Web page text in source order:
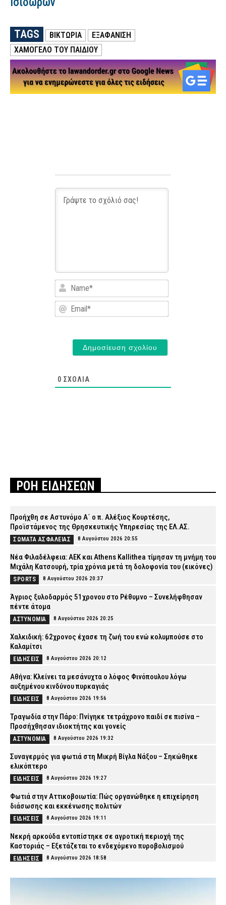
TAGS ΒΙΚΤΩΡΙΑ
ΕΞΑΦΑΝΙΣΗ
ΧΑΜΟΓΕΛΟ ΤΟΥ ΠΑΙΔΙΟΥ
Name*
Email*
0 ΣΧΌΛΙΑ
ΡΟΗ ΕΙΔΗΣΕΩΝ
Προήχθη σε Αστυνόμο Α΄ ο π. Αλέξιος Κουρτέσης,
Προϊστάμενος της Θρησκευτικής Υπηρεσίας της ΕΛ.ΑΣ.
ΣΩΜΑΤΑ ΑΣΦΑΛΕΙΑΣ 8 Αυγούστου 2026 20:55
Νέα Φιλαδέλφεια: ΑΕΚ και Athens Kallithea τίμησαν τη μνήμη του
Μιχάλη Κατσουρή, τρία χρόνια μετά τη δολοφονία του (εικόνες)
SPORTS 8 Αυγούστου 2026 20:37
Άγριος ξυλοδαρμός 51χρονου στο Ρέθυμνο – Συνελήφθησαν
πέντε άτομα
ΑΣΤΥΝΟΜΙΑ 8 Αυγούστου 2026 20:25
Χαλκιδική: 62χρονος έχασε τη ζωή του ενώ κολυμπούσε στο
Καλαμίτσι
ΕΙΔΗΣΕΙΣ 8 Αυγούστου 2026 20:12
Αθήνα: Κλείνει τα μεσάνυχτα ο λόφος Φινόπουλου λόγω
αυξημένου κινδύνου πυρκαγιάς
ΕΙΔΗΣΕΙΣ 8 Αυγούστου 2026 19:56
Τραγωδία στην Πάρο: Πνίγηκε τετράχρονο παιδί σε πισίνα –
Προσήχθησαν ιδιοκτήτης και γονείς
ΑΣΤΥΝΟΜΙΑ 8 Αυγούστου 2026 19:32
Συναγερμός για φωτιά στη Μικρή Βίγλα Νάξου – Σηκώθηκε
ελικόπτερο
ΕΙΔΗΣΕΙΣ 8 Αυγούστου 2026 19:27
Φωτιά στην Αττικοβοιωτία: Πώς οργανώθηκε η επιχείρηση
διάσωσης και εκκένωσης πολιτών
ΕΙΔΗΣΕΙΣ 8 Αυγούστου 2026 19:11
Νεκρή αρκούδα εντοπίστηκε σε αγροτική περιοχή της
Καστοριάς – Εξετάζεται το ενδεχόμενο πυροβολισμού
ΕΙΔΗΣΕΙΣ 8 Αυγούστου 2026 18:58
ΕΦΕΤ: Ανακαλείται παρτίδα γνωστής μαρμελάδας – Τι πρέπει να